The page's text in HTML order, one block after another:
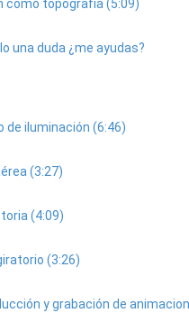
como topografía (5:09)
una duda ¿me ayudas?
de iluminación (6:46)
(3:27)
(4:09)
(3:26)
y grabación de